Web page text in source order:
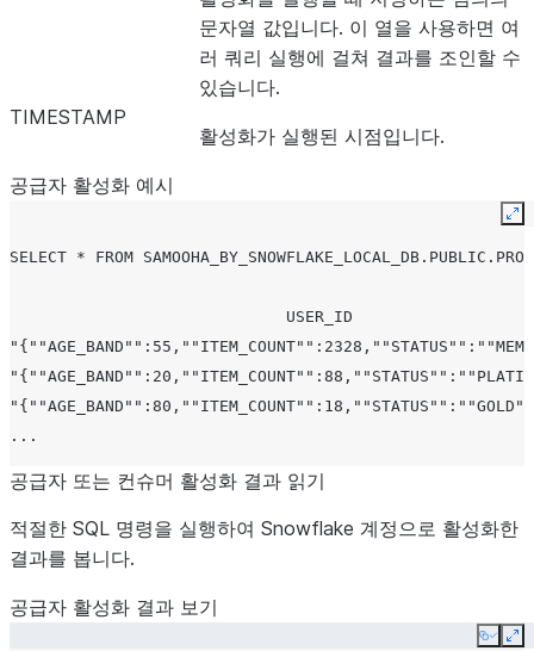
문자열 값입니다. 이 열을 사용하면 여
러 쿼리 실행에 걸쳐 결과를 조인할 수
있습니다.
TIMESTAMP
활성화가 실행된 시점입니다.
공급자 활성화 예시
SELECT * FROM
USER_ID
...
공급자 또는 컨슈머 활성화 결과 읽기
적절한 SQL 명령을 실행하여 Snowflake 계정으로 활성화한
결과를 봅니다.
공급자 활성화 결과 보기
Copy